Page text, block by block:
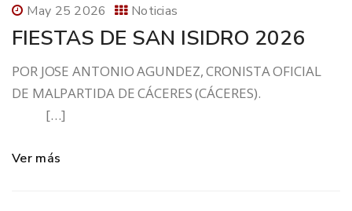
May 25 2026 Noticias
FIESTAS DE SAN ISIDRO 2026
POR JOSE ANTONIO AGUNDEZ, CRONISTA OFICIAL
DE MALPARTIDA DE CÁCERES (CÁCERES).
[…]
Ver más